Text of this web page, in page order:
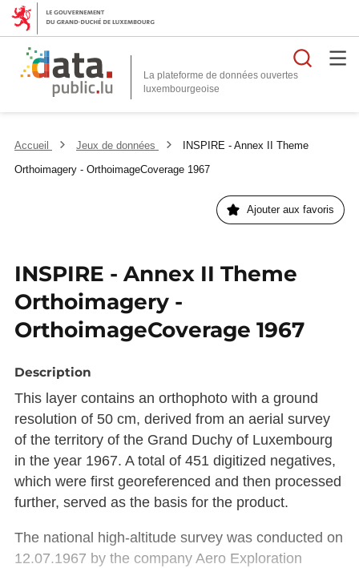
La plateforme de données ouvertes
Accueil Jeux de données
INSPIRE - Annex II Theme
Orthoimagery - OrthoimageCoverage 1967
Ajouter aux favoris
INSPIRE - Annex II Theme
Orthoimagery -
OrthoimageCoverage 1967
Description
This layer contains an orthophoto with a ground
resolution of 50 cm, derived from an aerial survey
of the territory of the Grand Duchy of Luxembourg
in the year 1967. A total of 451 digitized negatives,
which were first georeferenced and then processed
further, served as the basis for the product.
The national high-altitude survey was conducted on
12.07.1967 by the company Aero Exploration